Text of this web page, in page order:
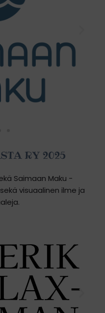
RY 2025
Saimaan Maku -
visuaalinen ilme ja